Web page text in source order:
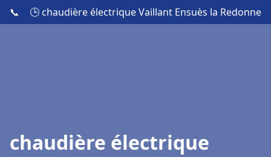
📞 🕒 chaudière électrique Vaillant Ensuès la Redonne
chaudière électrique